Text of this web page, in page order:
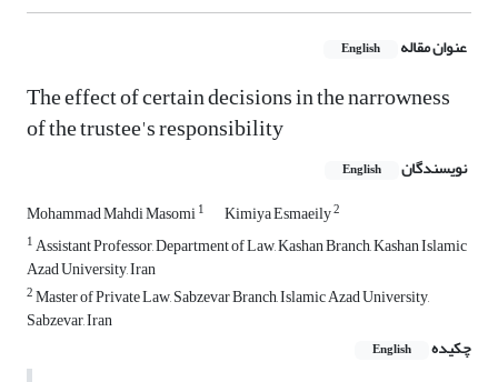
عنوان مقاله English
The effect of certain decisions in the narrowness
of the trustee's responsibility
نویسندگان English
Mohammad Mahdi Masomi1 Kimiya Esmaeily2
1Assistant Professor, Department of Law, Kashan Branch, Kashan Islamic
Azad University, Iran
2Master of Private Law, Sabzevar Branch, Islamic Azad University,
Sabzevar, Iran
چکیده
English